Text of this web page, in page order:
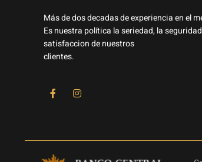
Más de dos decadas de experiencia en el
Es nuestra política la seriedad, la
satisfaccion de nuestros
clientes.